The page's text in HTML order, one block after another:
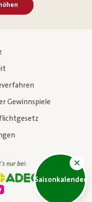
Saisonkalender
Gewinnspiele
nur bei: